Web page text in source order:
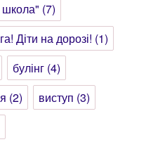
(7)
Діти на дорозі! (1)
булінг (4)
(2) виступ (3)